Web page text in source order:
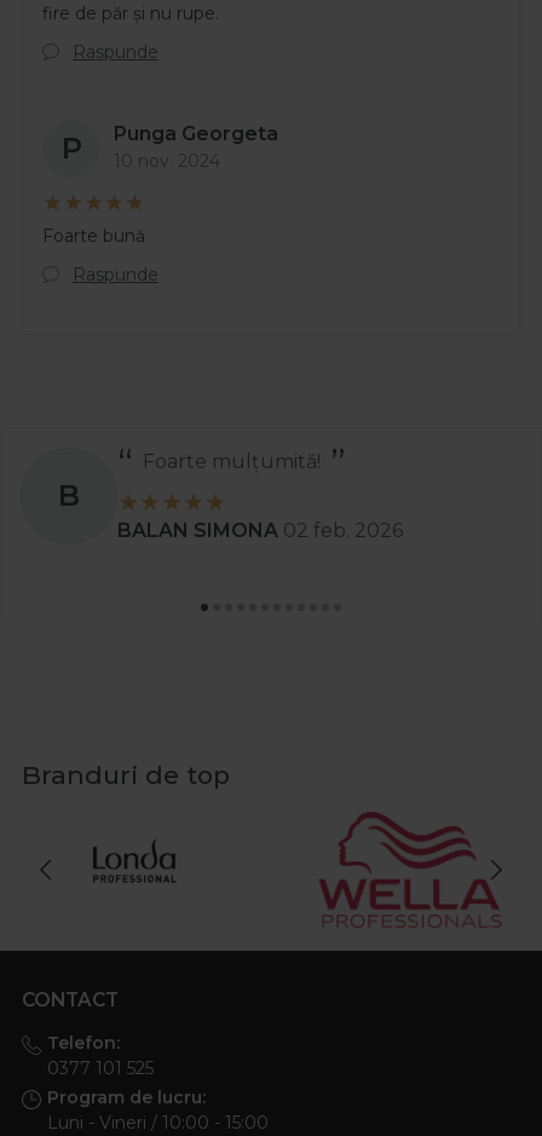
fire de păr și nu rupe.
Raspunde
P Punga Georgeta
10 nov. 2024
Foarte bună
Raspunde
S
Recomand
Stanciu Aura Andreea 02 apr. 2025
Branduri de top
CONTACT
Telefon:
0377 101 525
Program de lucru:
Luni - Vineri / 10:00 - 15:00